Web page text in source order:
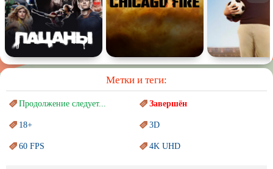
Метки и теги:
Продолжение следует... Завершён
18+ 3D
60 FPS 4K UHD